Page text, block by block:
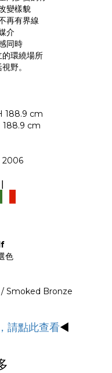
變樣貌
再有界線
介
同時
的環繞場所
野。
188.9 cm
188.9 cm
2006
色
Smoked Bronze
請點此查看◀